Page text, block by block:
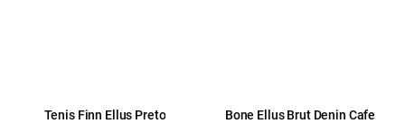
Tenis Finn Ellus Preto Bone Ellus Brut Denin Cafe